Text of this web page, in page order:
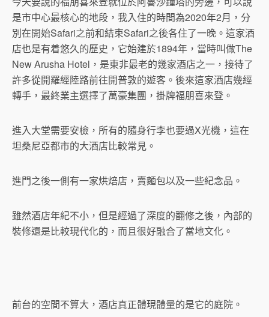
是市中心最核心的地段，我入住的時間為2020年2月，分
別在開始Safari之前和結束Safari之後各住了一晚。這家酒
店也是有着悠久的歷史，它始建於1894年，當時叫做The
New Arusha Hotel，是東非最老的幾家酒店之一，接待了
許多從開羅經陸路前往開普敦的遊客。後來這家酒店幾經
轉手，最終業主選擇了萬豪集團，掛牌福朋喜來登。
進入大堂需要安檢，所有的隨身行李也要過X光機，這在
坦桑尼亞都市的大酒店比較常見。
進門之後一側有一家烘焙店，賣麵包以及一些紀念品。
雖然酒店年紀不小，但是經過了深度的翻修之後，內部的
裝修還是比較現代化的，而且很好融合了當地文化。
前台的空間不算大，酒店真正體現體量的是它的庭院。